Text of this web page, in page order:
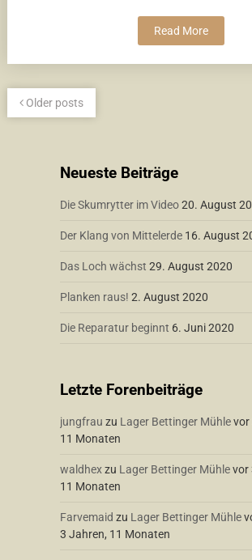
Read More
Older posts
Neueste Beiträge
Die Skumrytter im Video20. August
Der Klang von Mittelerde 16. August
Das Loch wächst 29. August 2020
Planken raus! 2. August 2020
Die Reparatur beginnt 6. Juni 2020
Letzte Forenbeiträge
jungfrau zu Lager Bettinger Mühlevor
11 Monaten
waldhexzu Lager Bettinger Mühlevor
11 Monaten
Farvemaid zu Lager Bettinger Mühle
3 Jahren, 11 Monaten